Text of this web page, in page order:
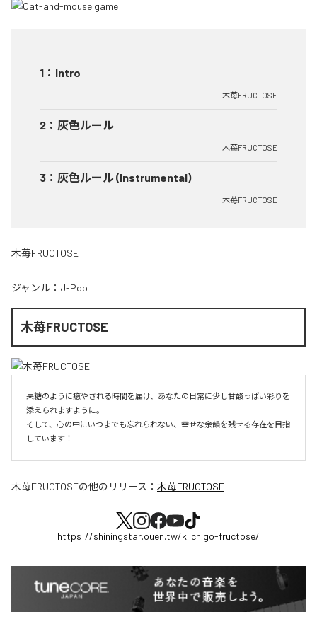
1 ： Intro
木苺FRUCTOSE
2 ： 灰色ルール
木苺FRUCTOSE
3 ： 灰色ルール (Instrumental)
木苺FRUCTOSE
木苺FRUCTOSE
ジャンル： J-Pop
木苺FRUCTOSE
果糖のように癒やされる時間を届け、あなたの日常に少し甘酸っぱい彩りを
添えられますように。
そして、心の中にいつまでも忘れられない、幸せな余韻を残せる存在を目指
しています！
木苺FRUCTOSEの他のリリース： 木苺FRUCTOSE
https://shiningstar.ouen.tw/kiichigo-fructose/